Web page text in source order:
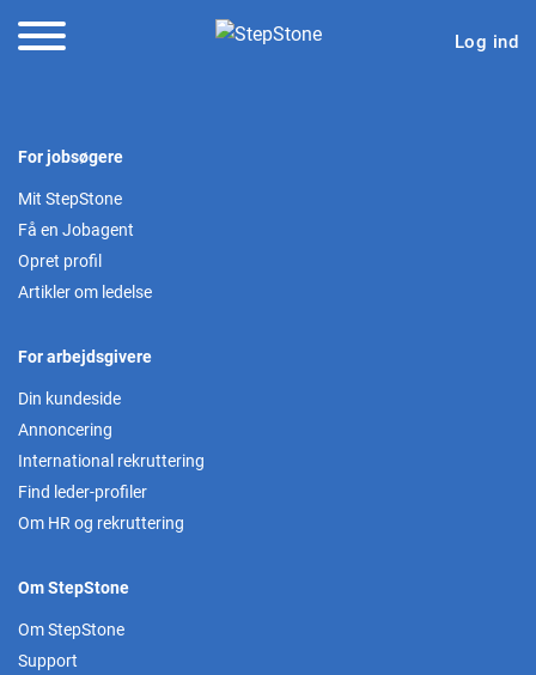
Log ind
For jobsøgere
Mit StepStone
Få en Jobagent
Opret profil
Artikler om ledelse
For arbejdsgivere
Din kundeside
Annoncering
International rekruttering
Find leder-profiler
Om HR og rekruttering
Om StepStone
Om StepStone
Support